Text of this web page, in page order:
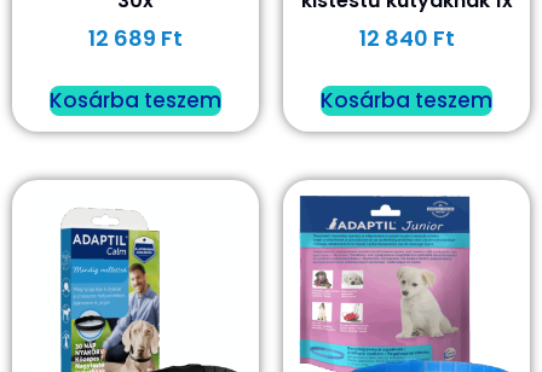
12 689 Ft
Kosárba teszem
12 840 Ft
Kosárba teszem